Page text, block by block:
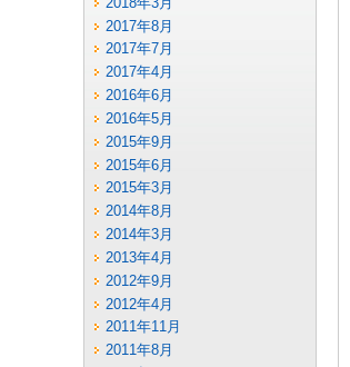
2017年8月
2017年7月
2017年4月
2016年6月
2016年5月
2015年9月
2015年6月
2015年3月
2014年8月
2014年3月
2013年4月
2012年9月
2012年4月
2011年11月
2011年8月